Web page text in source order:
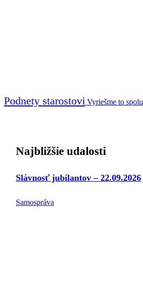
Podnety starostovi Vyriešme to spolu
Najbližšie udalosti
Slávnosť jubilantov – 22.09.2026
Samospráva